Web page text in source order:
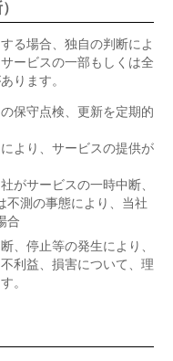
る場合、独自の判断によ
ービスの一部もしくは全
ります。
保守点検、更新を定期的
より、サービスの提供が
がサービスの一時中断、
不測の事態により、当社
合
、停止等の発生により、
利益、損害について、理
。